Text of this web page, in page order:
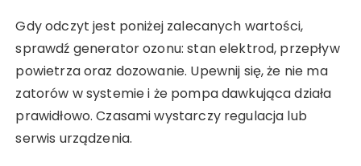
Gdy odczyt jest poniżej zalecanych wartości,
sprawdź generator ozonu: stan elektrod, przepływ
powietrza oraz dozowanie. Upewnij się, że nie ma
zatorów w systemie i że pompa dawkująca działa
prawidłowo. Czasami wystarczy regulacja lub
serwis urządzenia.